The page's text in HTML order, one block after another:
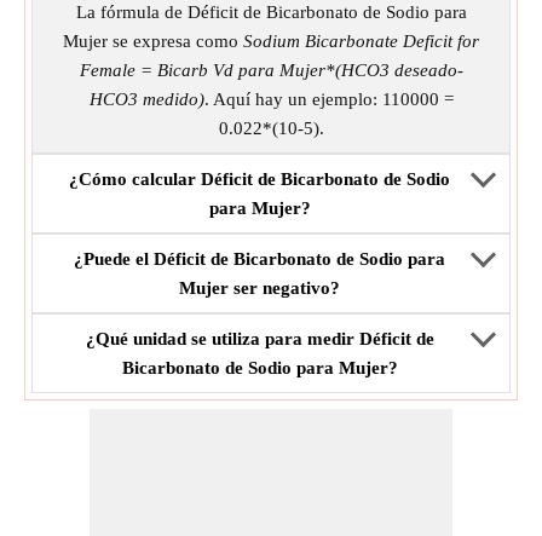
La fórmula de Déficit de Bicarbonato de Sodio para
Mujer se expresa como Sodium Bicarbonate Deficit for
Female = Bicarb Vd para Mujer*(HCO3 deseado-
HCO3 medido). Aquí hay un ejemplo: 110000 =
0.022*(10-5).
¿Cómo calcular Déficit de Bicarbonato de Sodio
para Mujer?
¿Puede el Déficit de Bicarbonato de Sodio para
Mujer ser negativo?
¿Qué unidad se utiliza para medir Déficit de
Bicarbonato de Sodio para Mujer?